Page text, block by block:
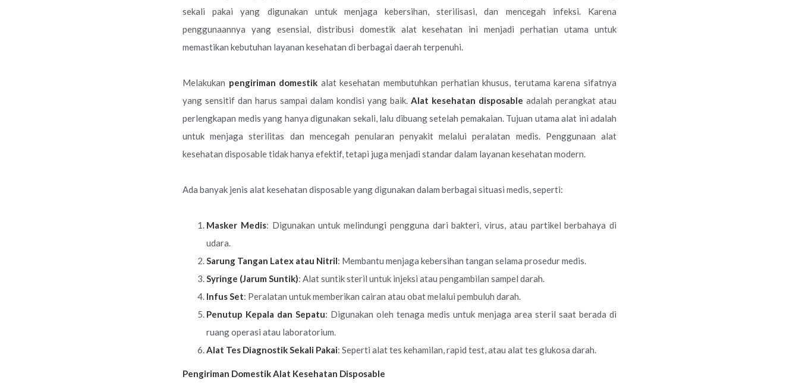
sekali pakai yang digunakan untuk menjaga kebersihan, sterilisasi, dan mencegah infeksi. Karena
penggunaannya yang esensial, distribusi domestik alat kesehatan ini menjadi perhatian utama untuk
memastikan kebutuhan layanan kesehatan di berbagai daerah terpenuhi.
Melakukan pengiriman domestik alat kesehatan membutuhkan perhatian khusus, terutama karena sifatnya
yang sensitif dan harus sampai dalam kondisi yang baik. Alat kesehatan disposable adalah perangkat atau
perlengkapan medis yang hanya digunakan sekali, lalu dibuang setelah pemakaian. Tujuan utama alat ini adalah
untuk menjaga sterilitas dan mencegah penularan penyakit melalui peralatan medis. Penggunaan alat
kesehatan disposable tidak hanya efektif, tetapi juga menjadi standar dalam layanan kesehatan modern.
Ada banyak jenis alat kesehatan disposable yang digunakan dalam berbagai situasi medis, seperti:
Masker Medis: Digunakan untuk melindungi pengguna dari bakteri, virus, atau partikel berbahaya di
udara.
Sarung Tangan Latex atau Nitril: Membantu menjaga kebersihan tangan selama prosedur medis.
Syringe (Jarum Suntik): Alat suntik steril untuk injeksi atau pengambilan sampel darah.
Infus Set: Peralatan untuk memberikan cairan atau obat melalui pembuluh darah.
Penutup Kepala dan Sepatu: Digunakan oleh tenaga medis untuk menjaga area steril saat berada di
ruang operasi atau laboratorium.
Alat Tes Diagnostik Sekali Pakai: Seperti alat tes kehamilan, rapid test, atau alat tes glukosa darah.
Pengiriman Domestik Alat Kesehatan Disposable